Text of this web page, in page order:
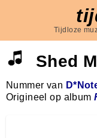
Tijdloze
Shed
Nummer van
Origineel op album